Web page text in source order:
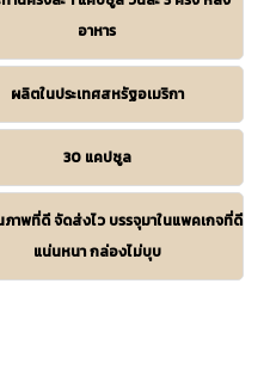
อาหาร
ผลิตในประเทศสหรัฐอเมริกา
30 แคปซูล
พที่ดี จัดส่งไว บรรจุมาในแพคเกจที่ดี
แน่นหนา กล่องไม่บุบ